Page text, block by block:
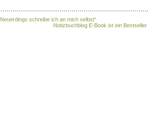
schreibe ich an mich selbst“
Notizbuchblog E-Book ist ein Bestseller